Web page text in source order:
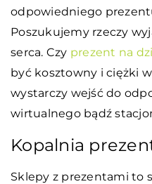
odpowiedniego
Poszukujemy rzeczy
serca. Czy prezent na
być kosztowny i ciężki
wystarczy wejść do
wirtualnego bądź
Kopalnia
Sklepy z prezentami to